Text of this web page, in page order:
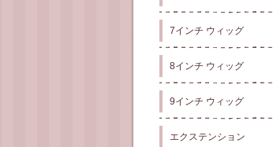
7インチ ウィッグ
8インチ ウィッグ
9インチ ウィッグ
エクステンション